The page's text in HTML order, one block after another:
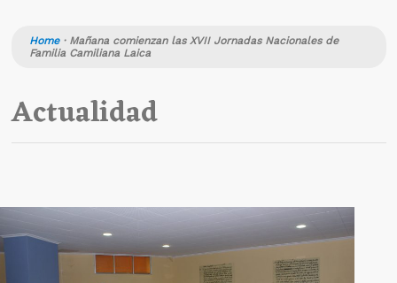
Home· Mañana comienzan las XVII Jornadas Nacionales de
Familia Camiliana Laica
Actualidad